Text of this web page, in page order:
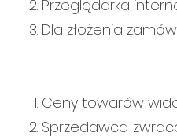
Przeglądarka
Dla złożenia
Ceny towarów
Sprzedawca